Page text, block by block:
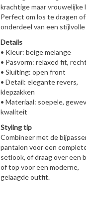
krachtige maar vrouwelijke
Perfect om los te dragen of
onderdeel van een
Details
• Kleur: beige melange
• Pasvorm: relaxed fit,
• Sluiting: open front
• Detail: elegante revers,
klepzakken
• Materiaal: soepele,
kwaliteit
Styling tip
Combineer met de
pantalon voor een
setlook, of draag over een
of top voor een moderne,
gelaagde outfit.